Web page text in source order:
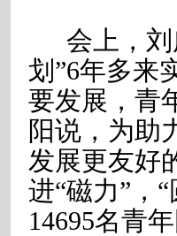
会上，
划”6年多来
要发展，青
阳说，为助
发展更友好
进“磁力”，
14695名青